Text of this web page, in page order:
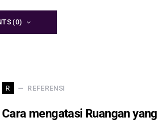
(0)
R REFERENSI
Cara mengatasi Ruangan yang